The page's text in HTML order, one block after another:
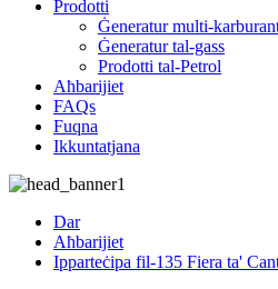
Prodotti
Ġeneratur multi-
Ġeneratur tal-gass
Prodotti tal-Petrol
Aħbarijiet
FAQs
Fuqna
Ikkuntatjana
Dar
Aħbarijiet
Ipparteċipa fil-135 Fiera ta'